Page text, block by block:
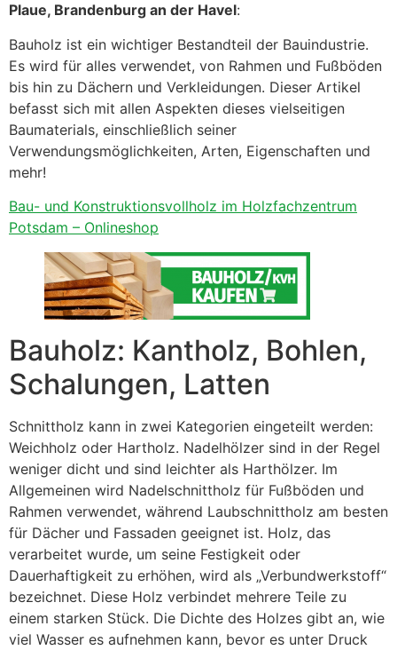
Plaue, Brandenburg an der Havel:
Bauholz ist ein wichtiger Bestandteil der Bauindustrie.
Es wird für alles verwendet, von Rahmen und Fußböden
bis hin zu Dächern und Verkleidungen. Dieser Artikel
befasst sich mit allen Aspekten dieses vielseitigen
Baumaterials, einschließlich seiner
Verwendungsmöglichkeiten, Arten, Eigenschaften und
mehr!
Bau- und Konstruktionsvollholz im Holzfachzentrum
Potsdam – Onlineshop
Bauholz: Kantholz, Bohlen,
Schalungen, Latten
Schnittholz kann in zwei Kategorien eingeteilt werden:
Weichholz oder Hartholz. Nadelhölzer sind in der Regel
weniger dicht und sind leichter als Harthölzer. Im
Allgemeinen wird Nadelschnittholz für Fußböden und
Rahmen verwendet, während Laubschnittholz am besten
für Dächer und Fassaden geeignet ist. Holz, das
verarbeitet wurde, um seine Festigkeit oder
Dauerhaftigkeit zu erhöhen, wird als „Verbundwerkstoff“
bezeichnet. Diese Holz verbindet mehrere Teile zu
einem starken Stück. Die Dichte des Holzes gibt an, wie
viel Wasser es aufnehmen kann, bevor es unter Druck